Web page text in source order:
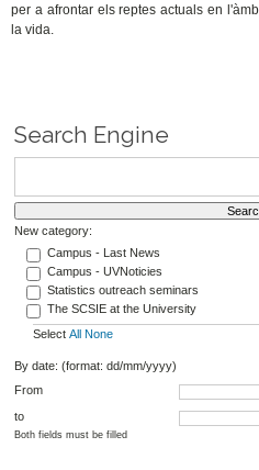
per a afrontar els reptes actuals en
la vida.
Search Engine
New category:
Campus - Last News
Campus - UVNoticies
Statistics outreach seminars
The SCSIE at the University
Select All None
By date: (format: dd/mm/yyyy)
From
to
Both fields must be filled